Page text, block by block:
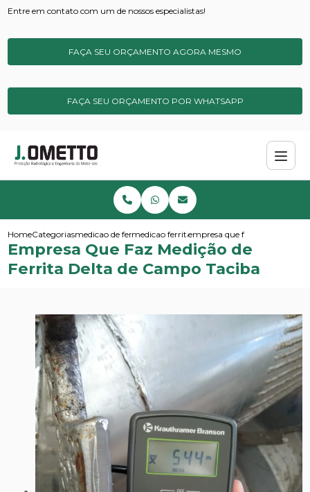
Entre em contato com um de nossos especialistas!
FAÇA SEU ORÇAMENTO AGORA MESMO
FAÇA SEU ORÇAMENTO POR WHATSAPP
HomeCategoriasmedicao de ferritamedicao ferrita de campoempresa que faz medicao de
Empresa Que Faz Medição de
Ferrita Delta de Campo Taciba